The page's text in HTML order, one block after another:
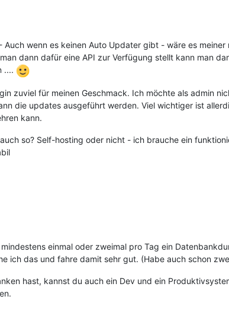
wenn es keinen Auto Updater gibt - wäre es
dann dafür eine API zur Verfügung stellt kann man
....
zuviel für meinen Geschmack. Ich möchte als admin
die updates ausgeführt werden. Viel wichtiger ist
kann.
so? Self-hosting oder nicht - ich brauche ein
einmal oder zweimal pro Tag ein
ich das und fahre damit sehr gut. (Habe auch schon
hast, kannst du auch ein Dev und ein